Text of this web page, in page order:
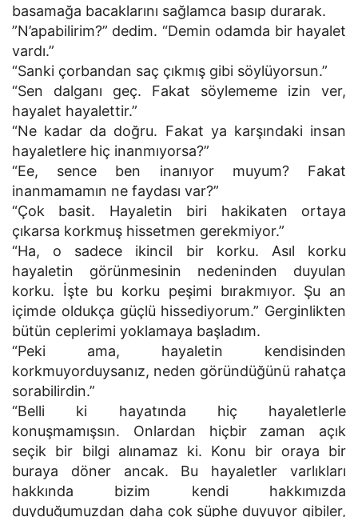
basamağa bacaklarını sağlamca basıp durarak.
”N’apabilirim?” dedim. “Demin odamda bir hayalet
vardı.”
“Sanki çorbandan saç çıkmış gibi söylüyorsun.”
“Sen dalganı geç. Fakat söylememe izin ver,
hayalet hayalettir.”
“Ne kadar da doğru. Fakat ya karşındaki insan
hayaletlere hiç inanmıyorsa?”
“Ee, sence ben inanıyor muyum? Fakat
inanmamamın ne faydası var?”
“Çok basit. Hayaletin biri hakikaten ortaya
çıkarsa korkmuş hissetmen gerekmiyor.”
“Ha, o sadece ikincil bir korku. Asıl korku
hayaletin görünmesinin nedeninden duyulan
korku. İşte bu korku peşimi bırakmıyor. Şu an
içimde oldukça güçlü hissediyorum.” Gerginlikten
bütün ceplerimi yoklamaya başladım.
“Peki ama, hayaletin kendisinden
korkmuyorduysanız, neden göründüğünü rahatça
sorabilirdin.”
“Belli ki hayatında hiç hayaletlerle
konuşmamışsın. Onlardan hiçbir zaman açık
seçik bir bilgi alınamaz ki. Konu bir oraya bir
buraya döner ancak. Bu hayaletler varlıkları
hakkında bizim kendi hakkımızda
duyduğumuzdan daha çok şüphe duyuyor gibiler,